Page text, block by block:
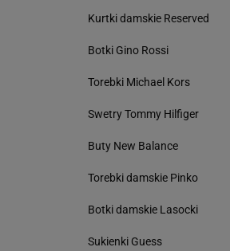
Kurtki damskie Reserved
Botki Gino Rossi
Torebki Michael Kors
Swetry Tommy Hilfiger
Buty New Balance
Torebki damskie Pinko
Botki damskie Lasocki
Sukienki Guess